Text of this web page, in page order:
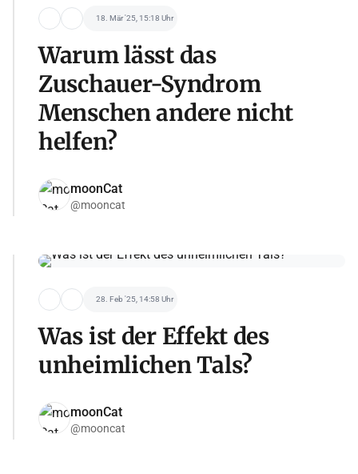
18. Mär '25, 15:18 Uhr
Warum lässt das
Zuschauer-Syndrom
Menschen andere nicht
helfen?
moonCat
@mooncat
28. Feb '25, 14:58 Uhr
Was ist der Effekt des
unheimlichen Tals?
moonCat
@mooncat